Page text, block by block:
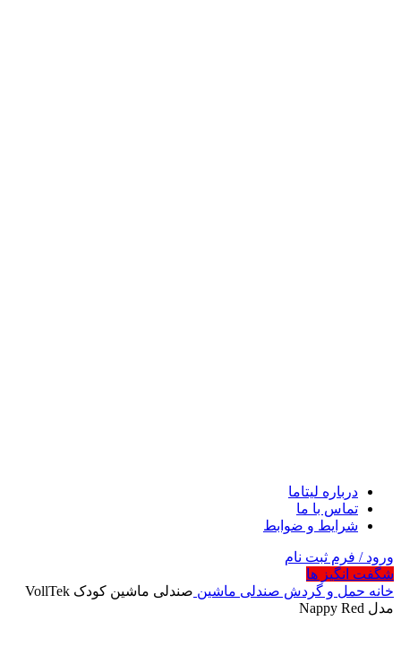
درباره لیتاما
تماس با ما
شرایط و ضوابط
ورود / فرم ثبت نام
شگفت انگیز ها
خانه حمل و گردش صندلی ماشین
صندلی ماشین کودک VollTek
مدل Nappy Red